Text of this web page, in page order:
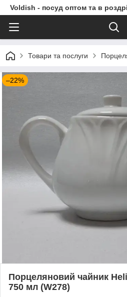
Voldish - посуд оптом та в
Товари та послуги
–22%
Порцеляновий чайник
750 мл (W278)